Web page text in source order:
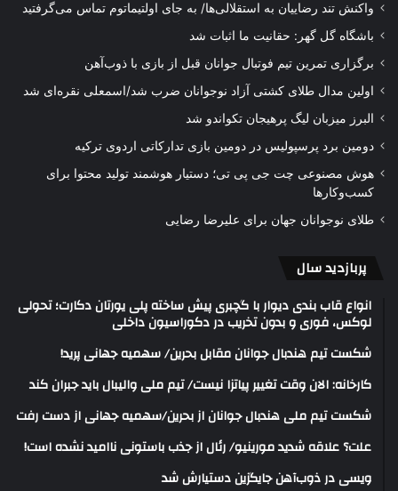
واکنش تند رضاییان به استقلالی‌ها/ به جای اولتیماتوم تماس می‌گرفتید
باشگاه گل گهر: حقانیت ما اثبات شد
برگزاری تمرین تیم فوتبال جوانان قبل از بازی با ذوب‌آهن
اولین مدال طلای کشتی آزاد نوجوانان ضرب شد/اسمعلی نقره‌ای شد
البرز میزبان لیگ پرهیجان تکواندو شد
دومین برد پرسپولیس در دومین بازی تدارکاتی اردوی ترکیه
هوش مصنوعی چت جی پی تی؛ دستیار هوشمند تولید محتوا برای
کسب‌وکارها
طلای نوجوانان جهان برای علیرضا رضایی
پربازدید سال
انواع قاب بندی دیوار با گچبری پیش ساخته پلی یورتان دکارت؛ تحولی
لوکس، فوری و بدون تخریب در دکوراسیون داخلی
شکست تیم هندبال جوانان مقابل بحرین/ سهمیه جهانی پرید!
کارخانه: الان وقت تغییر پیاتزا نیست/ تیم ملی والیبال باید جبران کند
شکست تیم ملی هندبال جوانان از بحرین/سهمیه جهانی از دست رفت
علت؟ علاقه شدید مورینیو/ رئال از جذب باستونی ناامید نشده است!
ویسی در ذوب‌آهن جایگزین دستیارش شد